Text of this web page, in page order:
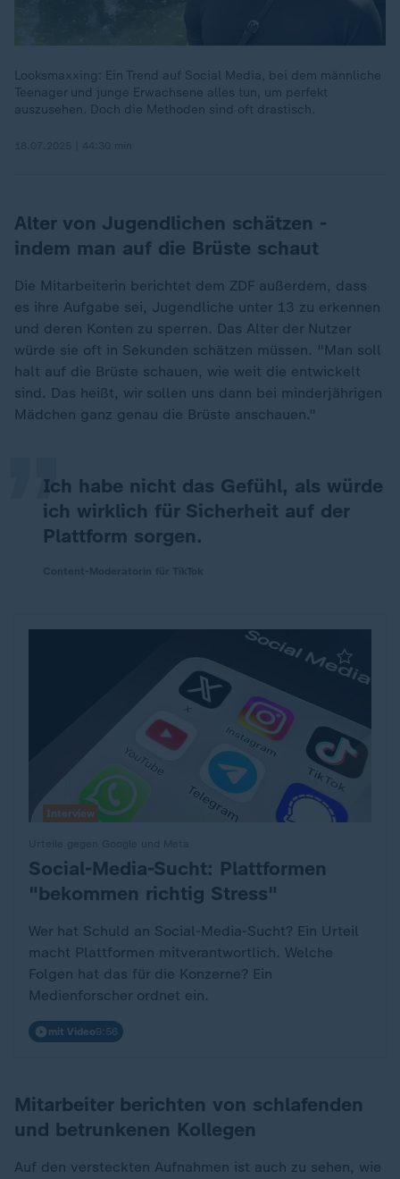
Looksmaxxing: Ein Trend auf Social Media, bei dem männliche
Teenager und junge Erwachsene alles tun, um perfekt
auszusehen. Doch die Methoden sind oft drastisch.
Alter von Jugendlichen schätzen -
indem man auf die Brüste schaut
Die Mitarbeiterin berichtet dem ZDF außerdem, dass
es ihre Aufgabe sei, Jugendliche unter 13 zu erkennen
und deren Konten zu sperren. Das Alter der Nutzer
würde sie oft in Sekunden schätzen müssen. "Man soll
halt auf die Brüste schauen, wie weit die entwickelt
sind. Das heißt, wir sollen uns dann bei minderjährigen
Mädchen ganz genau die Brüste anschauen."
Ich habe nicht das Gefühl, als würde
ich wirklich für Sicherheit auf der
Plattform sorgen.
„
:Social-Media-Sucht: Plattformen
"bekommen richtig Stress"
Wer hat Schuld an Social-Media-Sucht? Ein Urteil
macht Plattformen mitverantwortlich. Welche
Folgen hat das für die Konzerne? Ein
Medienforscher ordnet ein.
mit Video9:56
Interview
Mitarbeiter berichten von schlafenden
und betrunkenen Kollegen
Auf den versteckten Aufnahmen ist auch zu sehen, wie